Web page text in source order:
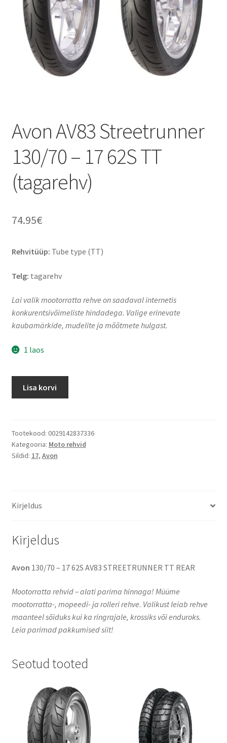
Avon AV83 Streetrunner
130/70 – 17 62S TT
(tagarehv)
74.95€
Rehvitüüp: Tube type (TT)
Telg: tagarehv
Lai valik mootorratta rehve on saadaval internetis
konkurentsivõimeliste hindadega. Valige erinevate
kaubamärkide, mudelite ja mõõtmete hulgast.
1 laos
-
17
62S
Lisa korvi
Tootekood: 0029142837336
Kategooria: Moto rehvid
Sildid: 17, Avon
Kirjeldus
Kirjeldus
Avon 130/70 – 17 62S AV83 STREETRUNNER TT REAR
Mootorratta rehvid – alati parima hinnaga! Müüme
mootorratta-, mopeedi- ja rolleri rehve. Valikust leiab rehve
maanteel sõiduks kui ka ringrajale, krossiks või enduroks.
Leia parimad pakkumised siit!
Seotud tooted